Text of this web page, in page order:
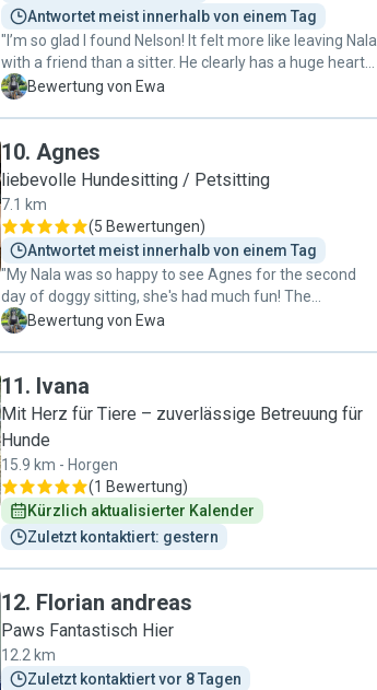
Antwortet meist innerhalb von einem Tag
"I’m so glad I found Nelson! It felt more like leaving Nala
with a friend than a sitter. He clearly has a huge heart
for animals—Nala warmed up to him immediately. I also
dog's comfort. Highly recommend him!"
E Bewertung von Ewa
10. Agnes
liebevolle Hundesitting / Petsitting
7.1 km
(5 Bewertungen)
Antwortet meist innerhalb von einem Tag
"My Nala was so happy to see Agnes for the second
day of doggy sitting, she's had much fun! The
communication was easy and I was sent pics multiple
E Bewertung von Ewa
11. Ivana
Mit Herz für Tiere – zuverlässige Betreuung für
Hunde
15.9 km - Horgen
(1 Bewertung)
Kürzlich aktualisierter Kalender
Zuletzt kontaktiert: gestern
12. Florian andreas
Paws Fantastisch Hier
12.2 km
Zuletzt kontaktiert vor 8 Tagen